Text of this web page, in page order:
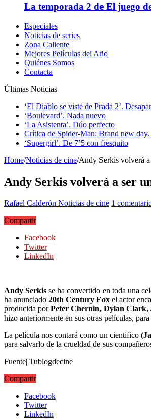
La temporada 2 de El juego
Especiales
Noticias de series
Zona Caliente
Mejores Películas del Año
Quiénes Somos
Contacta
Últimas Noticias
‘El Diablo se viste de Prada 2’.
‘Boulevard’. Nada nuevo
‘La Asistenta’. Dúo perfecto
Crítica de Spider-Man: Brand new
‘Supergirl’. De 7’5 con fresquito
Home/Noticias de cine/Andy Serkis volverá a
Andy Serkis volverá a ser
Rafael Calderón Noticias de cine 1
Compartir
Facebook
Twitter
LinkedIn
Andy Serkis se ha convertido en toda una
ha anunciado 20th Century Fox el actor
producida porPeter Chernin, Dylan Clark,
hizo anteriormente en sus otras películas, para
La película nos contará como un cientifico
para salvarlo de la crueldad de sus
Fuente| Tublogdecine
Compartir
Facebook
Twitter
LinkedIn